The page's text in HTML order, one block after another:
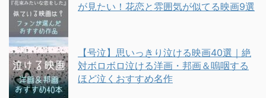
が見たい！花恋と雰囲気が似てる映画9選
【号泣】思いっきり泣ける映画40選｜絶
対ボロボロ泣ける洋画・邦画＆嗚咽する
ほど泣くおすすめ名作